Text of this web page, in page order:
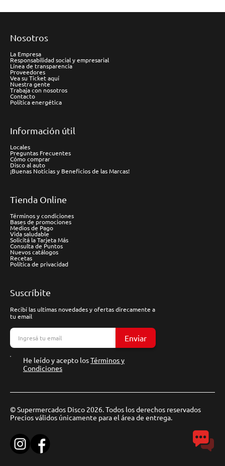
Nosotros
La Empresa
Responsabilidad social y empresarial
Línea de transparencia
Proveedores
Vea su Ticket aquí
Nuestra gente
Trabaja con nosotros
Contacto
Política energética
Información útil
Locales
Preguntas Frecuentes
Cómo comprar
Disco al auto
¡Buenas Noticias y Beneficios de las Marcas!
Tienda Online
Términos y condiciones
Bases de promociones
Medios de Pago
Vida saludable
Solicitá la Tarjeta Más
Consulta de Puntos
Nuevos catálogos
Recetas
Política de privacidad
Suscríbite
Recibí las ultimas novedades y ofertas direcamente a
tu email
Enviar
He leído y acepto losTérminos y
Condiciones
© Supermercados Disco 2026. Todos los derechos reservados
Precios válidos únicamente para el área de entrega.